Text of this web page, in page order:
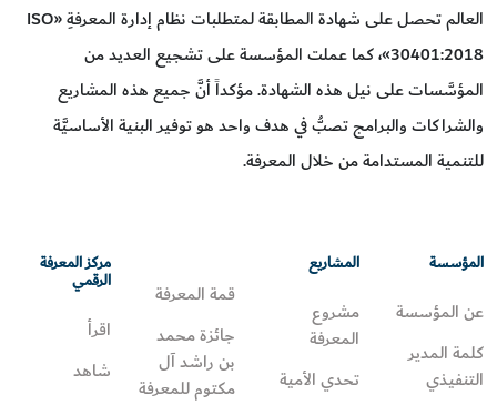
العالم تحصل على شهادة المطابقة لمتطلبات نظام إدارة المعرفةِ «ISO
30401:2018»، كما عملت المؤسسة على تشجيع العديد من
المؤسَّسات على نيل هذه الشهادة. مؤكداً أنَّ جميع هذه المشاريع
والشراكات والبرامج تصبُّ في هدف واحد هو توفير البنية الأساسيَّة
للتنمية المستدامة من خلال المعرفة.
المؤسسة
عن المؤسسة
كلمة المدير
التنفيذي
المشاريع
مشروع
المعرفة
تحدي الأمية
قمة المعرفة
جائزة محمد
بن راشد آل
مكتوم للمعرفة
مركز المعرفة
الرقمي
اقرأ
شاهد